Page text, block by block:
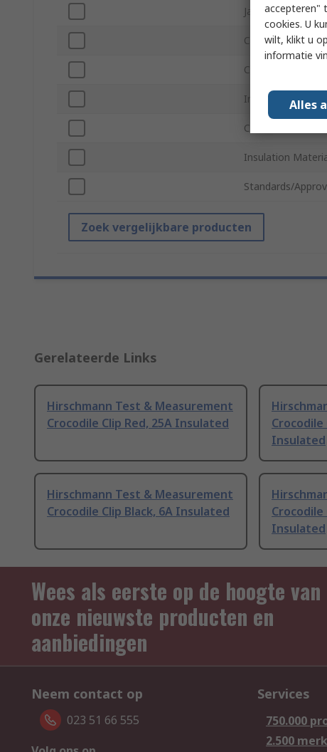
Jaw Opening
Contact Material
Current
Insulated
Colour
Insulation
Standards/
Zoek vergelijkbare producten
Gerelateerde Links
Hirschmann Test & Measurement
Crocodile Clip Red, 25A Insulated
Crocodile
Insulated
Hirschmann Test & Measurement
Crocodile Clip Black, 6A Insulated
Crocodile
Insulated
Wees als eerste op de hoogte van
onze nieuwste producten en
aanbiedingen
Neem contact op
023 51 66 555
Services
750.000
2.500
accepteren"
cookies. U
wilt, klikt u
informatie
Alles